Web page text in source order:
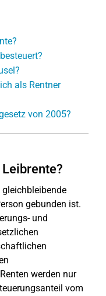
als Rentner
von 2005?
gleichbleibende
gebunden ist.
und
werden nur
vom